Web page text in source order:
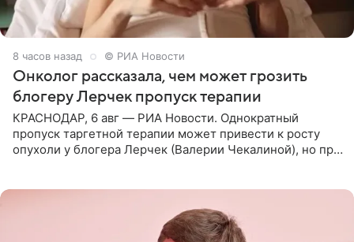
8 часов назад © РИА Новости
Онколог рассказала, чем может грозить
блогеру Лерчек пропуск терапии
КРАСНОДАР, 6 авг — РИА Новости. Однократный
пропуск таргетной терапии может привести к росту
опухоли у блогера Лерчек (Валерии Чекалиной), но при